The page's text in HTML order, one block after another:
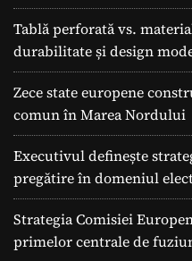
Tablă perforată vs.
durabilitate și design
Zece state europene
comun în Marea Nordului
Executivul definește
pregătire în domeniul
Strategia Comisiei
primelor centrale de